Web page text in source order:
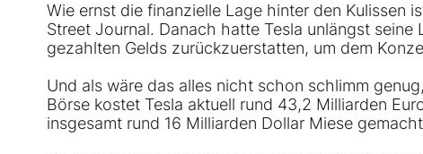
Wie ernst die finanzielle Lage hinter den Kulissen
Street Journal. Danach hatte Tesla unlängst
gezahlten Gelds zurückzuerstatten, um dem
Und als wäre das alles nicht schon schlimm
Börse kostet Tesla aktuell rund 43,2 Milliarden
insgesamt rund 16 Milliarden Dollar Miese